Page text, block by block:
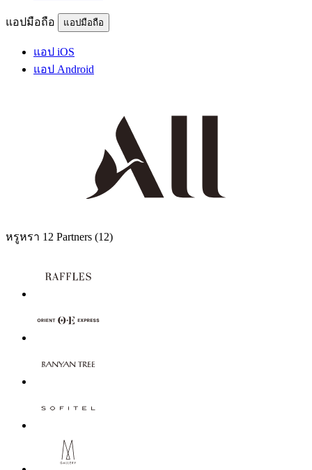
แอปมือถือ แอปมือถือ
แอป iOS
แอป Android
หรูหรา 12 Partners (12)